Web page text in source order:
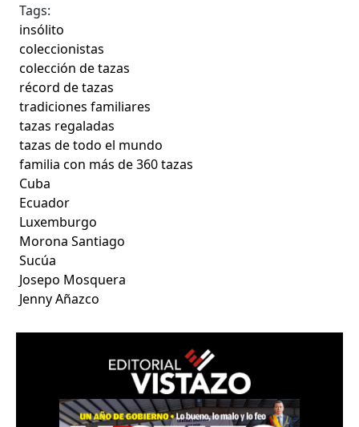
Tags:
insólito
coleccionistas
colección de tazas
récord de tazas
tradiciones familiares
tazas regaladas
tazas de todo el mundo
familia con más de 360 tazas
Cuba
Ecuador
Luxemburgo
Morona Santiago
Sucúa
Josepo Mosquera
Jenny Añazco